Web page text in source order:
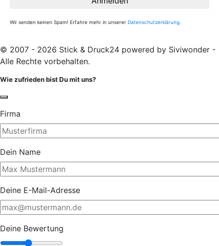
Wir senden keinen Spam! Erfahre mehr in unserer Datenschutzerklärung.
© 2007 - 2026 Stick & Druck24 powered by Siviwonder -
Alle Rechte vorbehalten.
Wie zufrieden bist Du mit uns?
Firma
Dein Name
Deine E-Mail-Adresse
Deine Bewertung